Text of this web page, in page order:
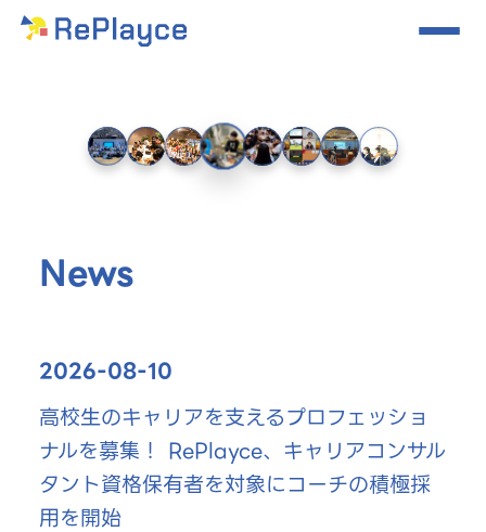
総フォロワー数150万、人気TikTokerに学ぶ
「バズる動画の作り方」ワーク風景
News
2026-08-10
高校生のキャリアを支えるプロフェッショ
ナルを募集！ RePlayce、キャリアコンサル
タント資格保有者を対象にコーチの積極採
用を開始